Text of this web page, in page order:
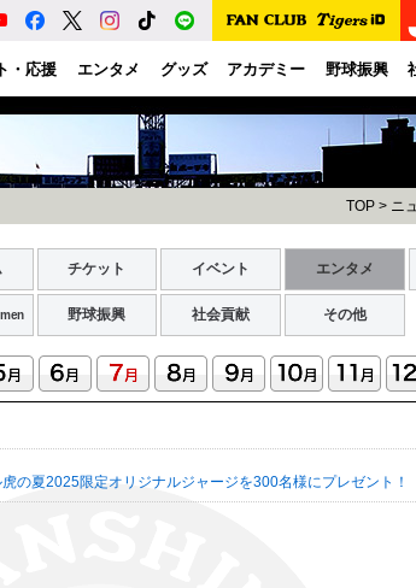
・応援 エンタメ グッズ アカデミー 野球振興
TOP > ニ
チケット イベント エンタメ
野球振興 社会貢献 その他
虎の夏2025限定オリジナルジャージを300名様にプレゼント！